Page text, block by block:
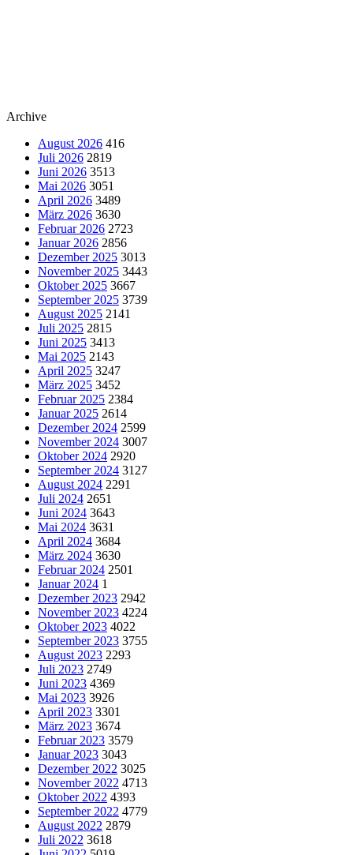
Archive
August 2026 416
Juli 2026 2819
Juni 2026 3513
Mai 2026 3051
April 2026 3489
März 2026 3630
Februar 2026 2723
Januar 2026 2856
Dezember 2025 3013
November 2025 3443
Oktober 2025 3667
September 2025 3739
August 2025 2141
Juli 2025 2815
Juni 2025 3413
Mai 2025 2143
April 2025 3247
März 2025 3452
Februar 2025 2384
Januar 2025 2614
Dezember 2024 2599
November 2024 3007
Oktober 2024 2920
September 2024 3127
August 2024 2291
Juli 2024 2651
Juni 2024 3643
Mai 2024 3631
April 2024 3684
März 2024 3630
Februar 2024 2501
Januar 2024 1
Dezember 2023 2942
November 2023 4224
Oktober 2023 4022
September 2023 3755
August 2023 2293
Juli 2023 2749
Juni 2023 4369
Mai 2023 3926
April 2023 3301
März 2023 3674
Februar 2023 3579
Januar 2023 3043
Dezember 2022 3025
November 2022 4713
Oktober 2022 4393
September 2022 4779
August 2022 2879
Juli 2022 3618